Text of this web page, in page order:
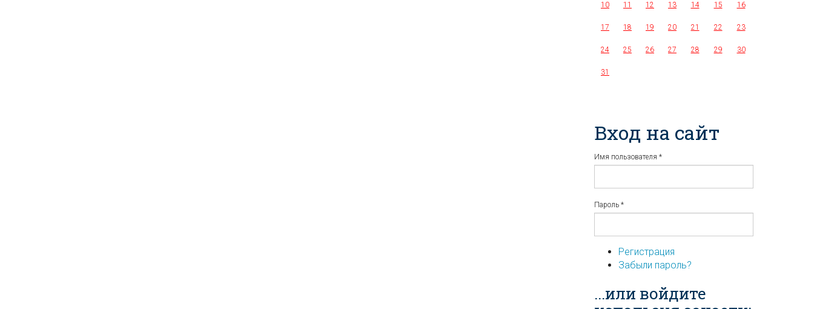
10 11 12 13 14 15 16
17 18 19 20 21 22 23
24 25 26 27 28 29 30
31
Вход на сайт
Имя пользователя *
Пароль *
Регистрация
Забыли пароль?
...или войдите